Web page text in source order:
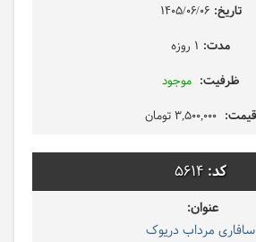
1405/06/06
1 روزه
موجود
3,500,000 تومان
5614
سافاری مرداب دریوک